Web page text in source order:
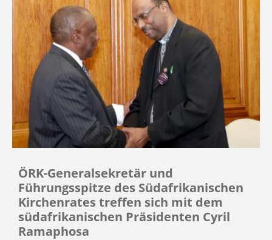
ÖRK-Generalsekretär und
Führungsspitze des Südafrikanischen
Kirchenrates treffen sich mit dem
südafrikanischen Präsidenten Cyril
Ramaphosa